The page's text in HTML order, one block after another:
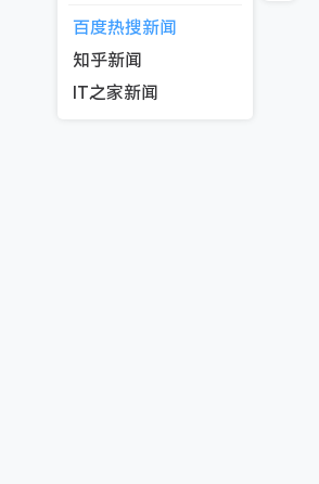
百度热搜新闻
知乎新闻
IT之家新闻